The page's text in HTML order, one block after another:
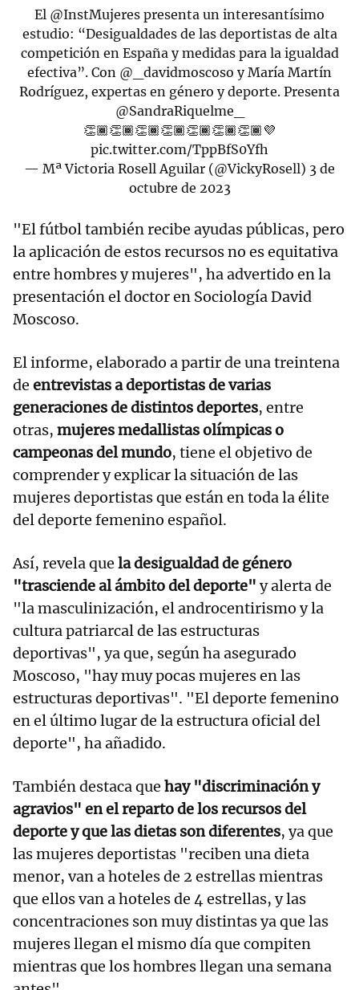
El @InstMujeres presenta un interesantísimo
estudio: “Desigualdades de las deportistas de alta
competición en España y medidas para la igualdad
efectiva”. Con @_davidmoscoso y María Martín
Rodríguez, expertas en género y deporte. Presenta
@SandraRiquelme_
👏🏾👏🏾👏🏾👏🏾👏🏾👏🏾👏🏾💜
pic.twitter.com/TppBfS0Yfh
— Mª Victoria Rosell Aguilar (@VickyRosell) 3 de
octubre de 2023
"El fútbol también recibe ayudas públicas, pero
la aplicación de estos recursos no es equitativa
entre hombres y mujeres", ha advertido en la
presentación el doctor en Sociología David
Moscoso.
El informe, elaborado a partir de una treintena
de entrevistas a deportistas de varias
generaciones de distintos deportes, entre
otras, mujeres medallistas olímpicas o
campeonas del mundo, tiene el objetivo de
comprender y explicar la situación de las
mujeres deportistas que están en toda la élite
del deporte femenino español.
Así, revela que la desigualdad de género
"trasciende al ámbito del deporte" y alerta de
"la masculinización, el androcentirismo y la
cultura patriarcal de las estructuras
deportivas", ya que, según ha asegurado
Moscoso, "hay muy pocas mujeres en las
estructuras deportivas". "El deporte femenino
en el último lugar de la estructura oficial del
deporte", ha añadido.
También destaca que hay "discriminación y
agravios" en el reparto de los recursos del
deporte y que las dietas son diferentes, ya que
las mujeres deportistas "reciben una dieta
menor, van a hoteles de 2 estrellas mientras
que ellos van a hoteles de 4 estrellas, y las
concentraciones son muy distintas ya que las
mujeres llegan el mismo día que compiten
mientras que los hombres llegan una semana